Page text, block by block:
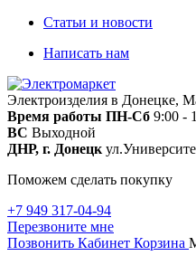
Статьи и новости
Написать нам
Электроизделия в Донецке,
Время работы ПН-Сб 9:00 -
ВС Выходной
ДНР, г. Донецк
Поможем сделать покупку
+7 949 317-04-94
Перезвоните мне
Позвонить Кабинет Корзина